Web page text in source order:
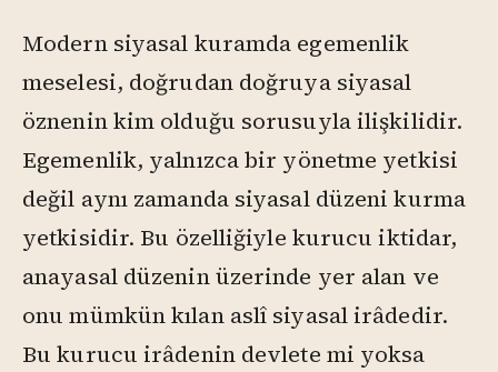
Modern siyasal kuramda egemenlik
meselesi, doğrudan doğruya siyasal
öznenin kim olduğu sorusuyla ilişkilidir.
Egemenlik, yalnızca bir yönetme yetkisi
değil aynı zamanda siyasal düzeni kurma
yetkisidir. Bu özelliğiyle kurucu iktidar,
anayasal düzenin üzerinde yer alan ve
onu mümkün kılan aslî siyasal irâdedir.
Bu kurucu irâdenin devlete mi yoksa